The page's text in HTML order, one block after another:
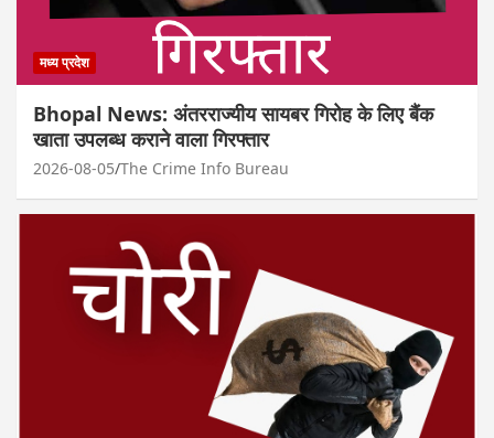
मध्य प्रदेश
Bhopal News: अंतरराज्यीय सायबर गिरोह के लिए बैंक
खाता उपलब्ध कराने वाला गिरफ्तार
2026-08-05 The Crime Info Bureau